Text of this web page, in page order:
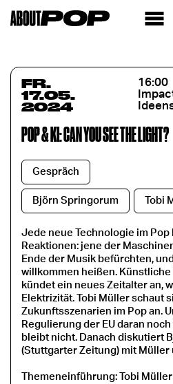
FR.
17.05.
2024
16:00
POP & KI: CAN YOU SEE THE LIGHT?
Gespräch
Björn Springorum Tobi
Jede neue Technologie im
Reaktionen: jene der
Ende der Musik befürchten,
willkommen heißen.
kündet ein neues Zeitalter an,
Elektrizität. Tobi Müller schaut
Zukunftsszenarien im Pop an.
Regulierung der EU daran
bleibt nicht. Danach diskutiert
(Stuttgarter Zeitung) mit Müller
Themeneinführung: Tobi Müller